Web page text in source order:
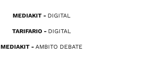
MEDIAKIT DIGITAL
TARIFARIO DIGITAL
MEDIAKIT AMBITO DEBATE